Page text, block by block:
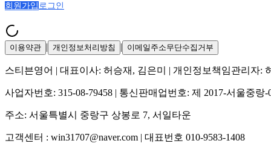
회원가입 로그인
이용약관 | 개인정보처리방침 | 이메일주소무단수집거부
스티븐영어 | 대표이사: 허승재, 김은미 | 개인정보책임관리자:
사업자번호: 315-08-79458 | 통신판매업번호: 제 2017-서울중랑-
주소: 서울특별시 중랑구 상봉로 7, 서일타운
고객센터 : win31707@naver.com | 대표번호 010-9583-1408